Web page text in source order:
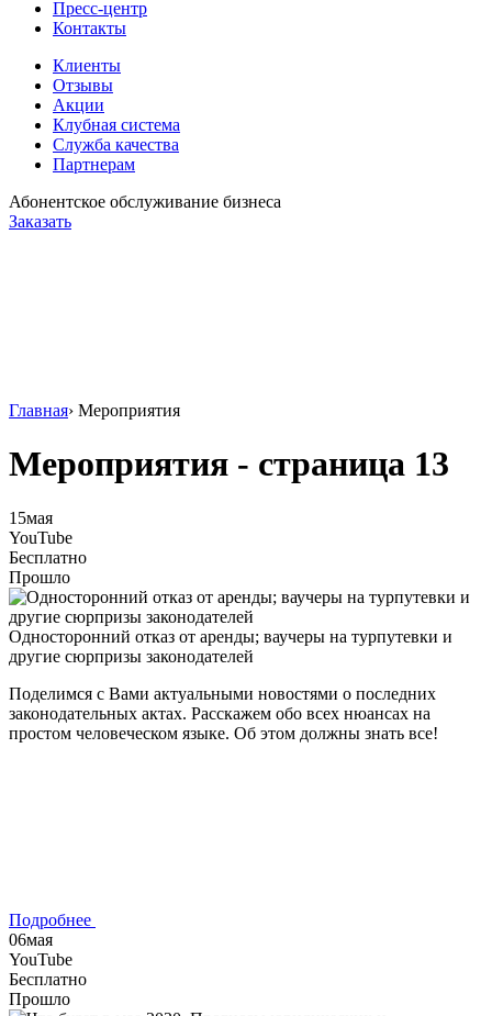
Пресс-центр
Контакты
Клиенты
Отзывы
Акции
Клубная система
Служба качества
Партнерам
Абонентское обслуживание бизнеса
Заказать
Главная› Мероприятия
Мероприятия - страница 13
15мая
YouTube
Бесплатно
Прошло
Односторонний отказ от аренды; ваучеры на турпутевки и
другие сюрпризы законодателей
Поделимся с Вами актуальными новостями о последних
законодательных актах. Расскажем обо всех нюансах на
простом человеческом языке. Об этом должны знать все!
Подробнее
06мая
YouTube
Бесплатно
Прошло